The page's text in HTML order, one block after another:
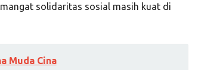
solidaritas sosial masih kuat di
Muda Cina